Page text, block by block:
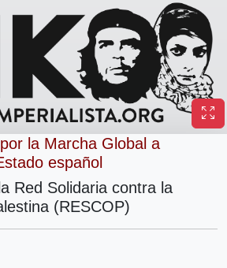
la Marcha Global a
español
Red Solidaria contra la
(RESCOP)